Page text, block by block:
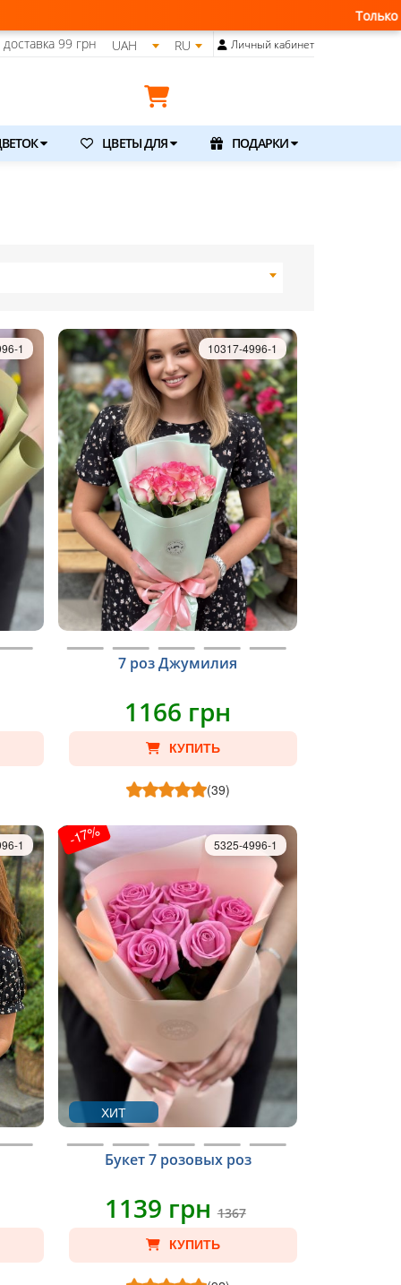
Только что получили свежую
99 грн UAH RU Личный кабинет
ЦВЕТЫ ДЛЯ ПОДАРКИ
1
7 роз Джумилия
10317-4996-1
1166 грн
КУПИТЬ
(39)
1 -17%
ХИТ
Букет 7 розовых роз
5325-4996-1
1139 грн1367
КУПИТЬ